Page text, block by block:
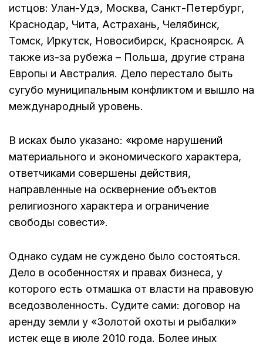
истцов: Улан-Удэ, Москва, Санкт-Петербург,
Краснодар, Чита, Астрахань, Челябинск,
Томск, Иркутск, Новосибирск, Красноярск. А
также из-за рубежа – Польша, другие страна
Европы и Австралия. Дело перестало быть
сугубо муниципальным конфликтом и вышло на
международный уровень.
В исках было указано: «кроме нарушений
материального и экономического характера,
ответчиками совершены действия,
направленные на осквернение объектов
религиозного характера и ограничение
свободы совести».
Однако судам не суждено было состояться.
Дело в особенностях и правах бизнеса, у
которого есть отмашка от власти на правовую
вседозволенность. Судите сами: договор на
аренду земли у «Золотой охоты и рыбалки»
истек еще в июле 2010 года. Более иных